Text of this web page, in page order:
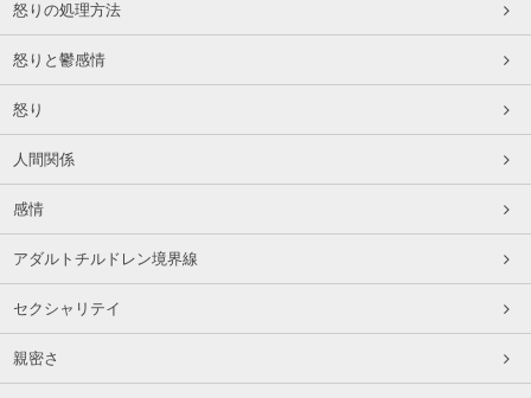
怒りの処理方法
怒りと鬱感情
怒り
人間関係
感情
アダルトチルドレン境界線
セクシャリテイ
親密さ